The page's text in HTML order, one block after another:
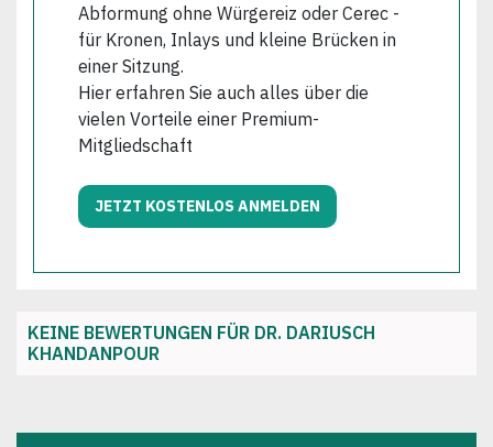
Abformung ohne Würgereiz oder Cerec -
für Kronen, Inlays und kleine Brücken in
einer Sitzung.
Hier erfahren Sie auch alles über die
vielen Vorteile einer Premium-
Mitgliedschaft
JETZT KOSTENLOS ANMELDEN
KEINE BEWERTUNGEN FÜR DR. DARIUSCH
KHANDANPOUR